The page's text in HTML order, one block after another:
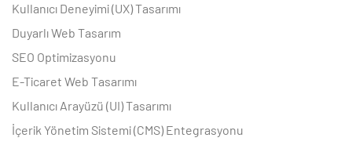
Kullanıcı Deneyimi (UX) Tasarımı
Duyarlı Web Tasarım
SEO Optimizasyonu
E-Ticaret Web Tasarımı
Kullanıcı Arayüzü (UI) Tasarımı
İçerik Yönetim Sistemi (CMS) Entegrasyonu